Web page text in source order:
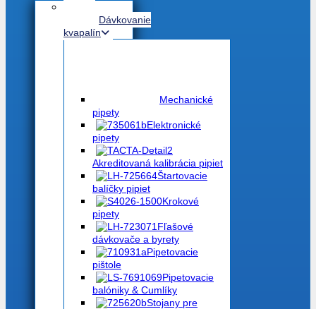
Dávkovanie
kvapalín
Mechanické
pipety
Elektronické
pipety
Akreditovaná kalibrácia pipiet
Štartovacie
balíčky pipiet
Krokové
pipety
Fľašové
dávkovače a byrety
Pipetovacie
pištole
Pipetovacie
balóniky & Cumlíky
Stojany pre